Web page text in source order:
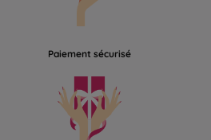
Paiement sécurisé